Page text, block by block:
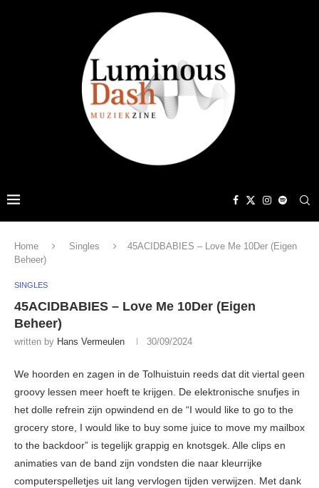
Home Singles
45ACIDBABIES – Love Me 10Der (Eigen
Beheer)
SINGLES
45ACIDBABIES – Love Me 10Der (Eigen
Beheer)
written by Hans Vermeulen 30/09/2024
We hoorden en zagen in de Tolhuistuin reeds dat dit viertal geen
groovy lessen meer hoeft te krijgen. De elektronische snufjes in
het dolle refrein zijn opwindend en de “I would like to go to the
grocery store, I would like to buy some juice to move my mailbox
to the backdoor” is tegelijk grappig en knotsgek. Alle clips en
animaties van de band zijn vondsten die naar kleurrijke
computerspelletjes uit lang vervlogen tijden verwijzen. Met dank